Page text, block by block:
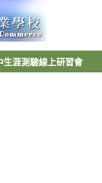
生涯測驗線上研習會